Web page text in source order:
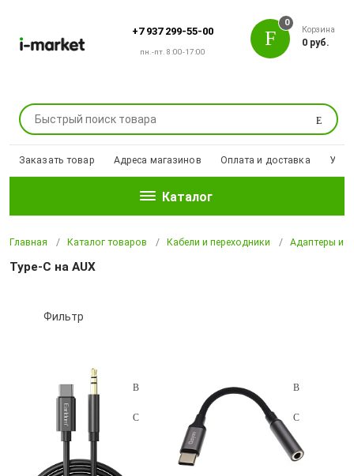
+7 937 299-55-00
пн.-пт. 8:00-17:00
Поиск
0
Корзина
0 руб.
Заказать товар Адреса магазинов Оплата и доставка
Каталог
Главная Каталог товаров Кабели и переходники Адаптеры и
Type-C на AUX
Фильтр
Подбор параметров
Розничная цена